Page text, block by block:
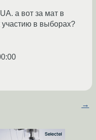
а вот за мат в
участию в выборах?
→